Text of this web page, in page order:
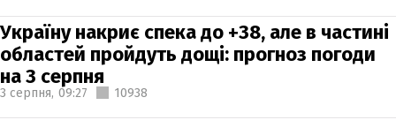
Україну накриє спека до +38, але в частині
областей пройдуть дощі: прогноз погоди
на 3 серпня
3 серпня, 09:27 10938